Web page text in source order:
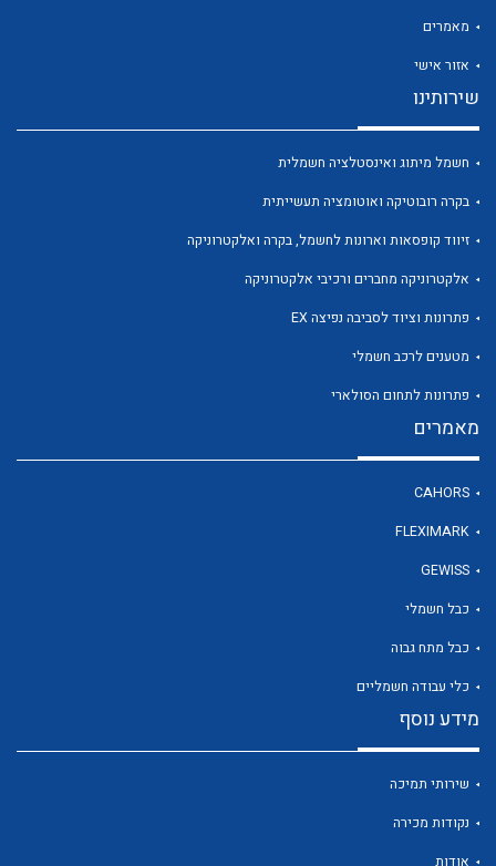
לכל מוצרי היצרן
מאמרים
אזור אישי
שירותינו
חשמל מיתוג ואינסטלציה חשמלית
בקרה רובוטיקה ואוטומציה תעשייתית
זיווד קופסאות וארונות לחשמל, בקרה ואלקטרוניקה
אלקטרוניקה מחברים ורכיבי אלקטרוניקה
פתרונות וציוד לסביבה נפיצה EX
מטענים לרכב חשמלי
פתרונות לתחום הסולארי
מאמרים
CAHORS
FLEXIMARK
GEWISS
כבל חשמלי
כבל מתח גבוה
כלי עבודה חשמליים
מידע נוסף
שירותי תמיכה
נקודות מכירה
אודות